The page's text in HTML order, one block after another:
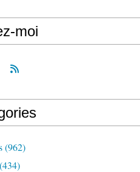
moi
(962)